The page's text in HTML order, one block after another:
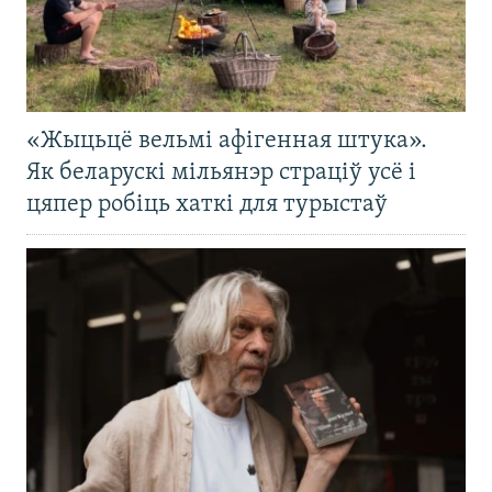
«Жыцьцё вельмі афігенная штука».
Як беларускі мільянэр страціў усё і
цяпер робіць хаткі для турыстаў